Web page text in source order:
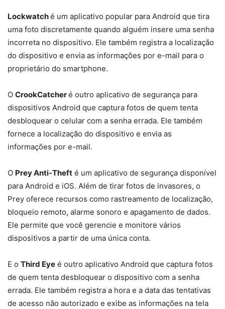
Lockwatché um aplicativo popular para Android que tira
uma foto discretamente quando alguém insere uma senha
incorreta no dispositivo. Ele também registra a localização
do dispositivo e envia as informações por e-mail para o
proprietário do smartphone.
O CrookCatcheré outro aplicativo de segurança para
dispositivos Android que captura fotos de quem tenta
desbloquear o celular com a senha errada. Ele também
fornece a localização do dispositivo e envia as
informações por e-mail.
O Prey Anti-Theft é um aplicativo de segurança disponível
para Android e iOS. Além de tirar fotos de invasores, o
Prey oferece recursos como rastreamento de localização,
bloqueio remoto, alarme sonoro e apagamento de dados.
Ele permite que você gerencie e monitore vários
dispositivos a partir de uma única conta.
E o Third Eye é outro aplicativo Android que captura fotos
de quem tenta desbloquear o dispositivo com a senha
errada. Ele também registra a hora e a data das tentativas
de acesso não autorizado e exibe as informações na tela